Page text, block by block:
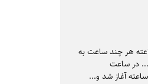
ایران - گزارش لمانز 24 ساعته هر چند ساعت به
... در ساعت
...